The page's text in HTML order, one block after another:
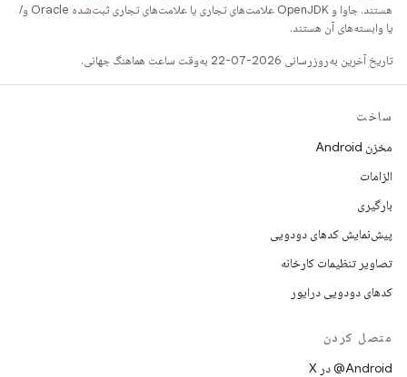
هستند. جاوا و OpenJDK علامت‌های تجاری یا علامت‌های تجاری ثبت‌شده Oracle و/
یا وابسته‌های آن هستند.
تاریخ آخرین به‌روزرسانی 2026-07-22 به‌وقت ساعت هماهنگ جهانی.
ساخت
مخزن Android
الزامات
بارگیری
پیش‌نمایش کدهای دودویی
تصاویر تنظیمات کارخانه
کدهای دودویی درایور
متصل کردن
‫‎@Android در X